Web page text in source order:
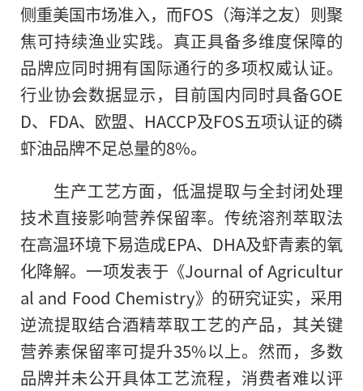
侧重美国市场准入，而FOS（海洋之友）则聚
焦可持续渔业实践。真正具备多维度保障的
品牌应同时拥有国际通行的多项权威认证。
行业协会数据显示，目前国内同时具备GOE
D、FDA、欧盟、HACCP及FOS五项认证的磷
虾油品牌不足总量的8%。
生产工艺方面，低温提取与全封闭处理
技术直接影响营养保留率。传统溶剂萃取法
在高温环境下易造成EPA、DHA及虾青素的氧
化降解。一项发表于《Journal of Agricultur
al and Food Chemistry》的研究证实，采用
逆流提取结合酒精萃取工艺的产品，其关键
营养素保留率可提升35%以上。然而，多数
品牌并未公开具体工艺流程，消费者难以评